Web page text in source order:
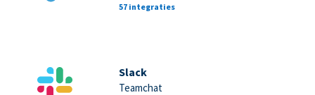
57 integraties
Slack
Teamchat